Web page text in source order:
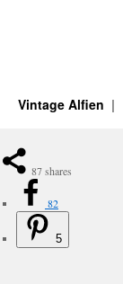
Vintage Alfien
87shares
82
5